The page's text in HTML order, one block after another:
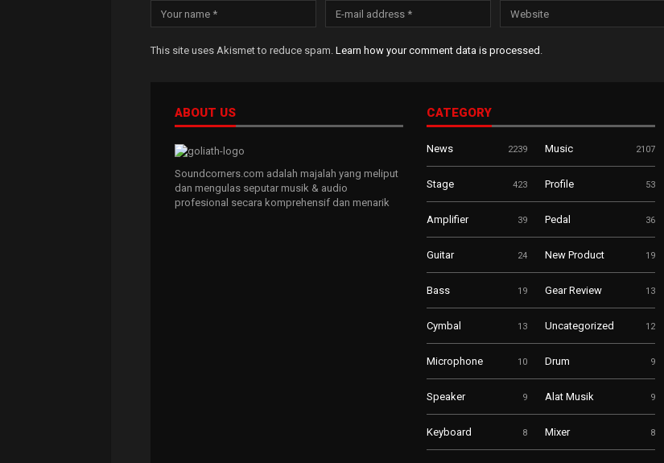
This site uses Akismet to reduce spam. Learn how your comment data is processed .
ABOUT US
Soundcorners.com adalah majalah yang meliput
dan mengulas seputar musik & audio
profesional secara komprehensif dan menarik
CATEGORY
News 2239 Music 2107
Stage 423 Profile 53
Amplifier 39 Pedal 36
Guitar 24 New Product 19
Bass 19 Gear Review 13
Cymbal 13 Uncategorized 12
Microphone 10 Drum 9
Speaker 9 Alat Musik 9
Keyboard 8 Mixer 8